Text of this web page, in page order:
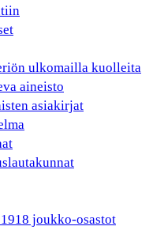
ulkomailla kuolleita
aineisto
asiakirjat
joukko-osastot